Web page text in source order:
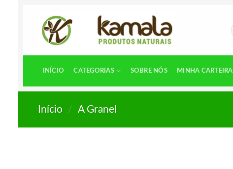
content
INÍCIO CATEGORIAS SOBRE NÓS MINHA CARTEIRA
Início / A Granel